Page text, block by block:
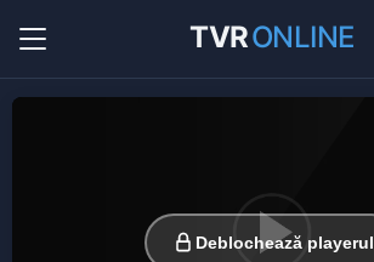
TVRONLINE
Deblochează playerul